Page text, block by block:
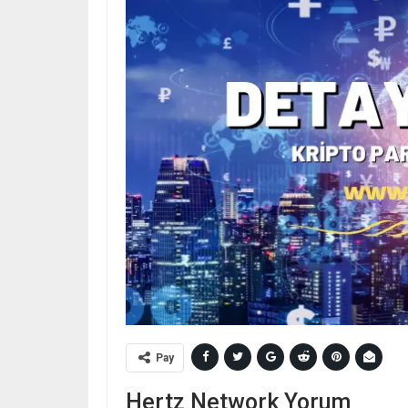
Pay
Hertz Network Yorum